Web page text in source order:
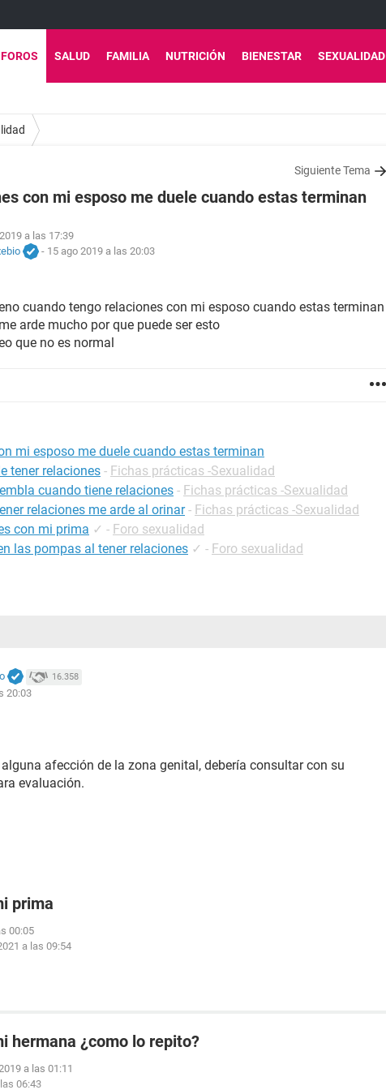
FOROS SALUD FAMILIA NUTRICIÓN BIENESTAR SEXUALIDAD
Siguiente Tema
con mi esposo me duele cuando estas terminan
a las 17:39
- 15 ago 2019 a las 20:03
cuando tengo relaciones con mi esposo cuando estas terminan
arde mucho por que puede ser esto
que no es normal
mi esposo me duele cuando estas terminan
tener relaciones - Fichas prácticas -Sexualidad
cuando tiene relaciones - Fichas prácticas -Sexualidad
relaciones me arde al orinar - Fichas prácticas -Sexualidad
con mi prima ✓ - Foro sexualidad
las pompas al tener relaciones ✓ - Foro sexualidad
16.358
20:03
afección de la zona genital, debería consultar con su
evaluación.
prima
00:05
a las 09:54
hermana ¿como lo repito?
a las 01:11
06:43